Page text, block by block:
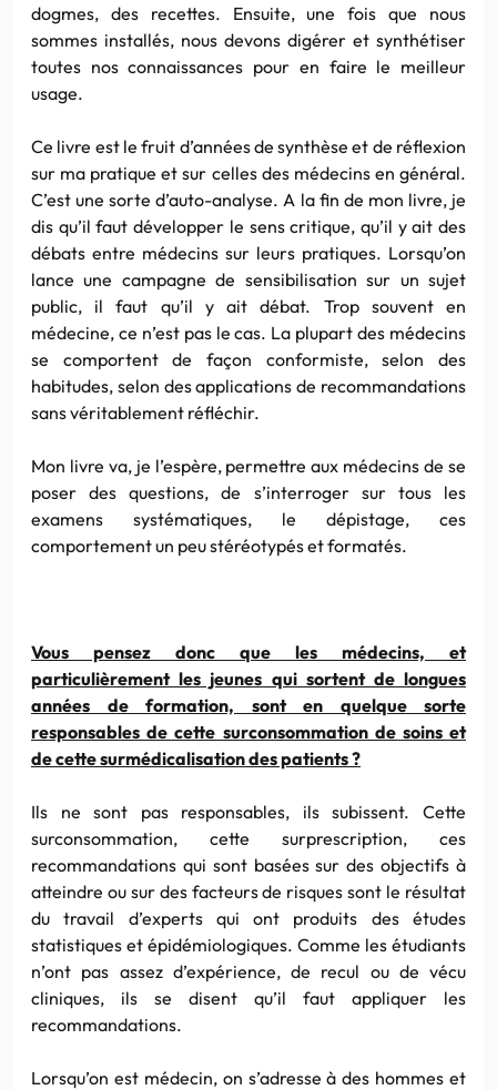
dogmes, des recettes. Ensuite, une fois que nous
sommes installés, nous devons digérer et synthétiser
toutes nos connaissances pour en faire le meilleur
usage.
Ce livre est le fruit d’années de synthèse et de réflexion
sur ma pratique et sur celles des médecins en général.
C’est une sorte d’auto-analyse. A la fin de mon livre, je
dis qu’il faut développer le sens critique, qu’il y ait des
débats entre médecins sur leurs pratiques. Lorsqu’on
lance une campagne de sensibilisation sur un sujet
public, il faut qu’il y ait débat. Trop souvent en
médecine, ce n’est pas le cas. La plupart des médecins
se comportent de façon conformiste, selon des
habitudes, selon des applications de recommandations
sans véritablement réfléchir.
Mon livre va, je l’espère, permettre aux médecins de se
poser des questions, de s’interroger sur tous les
examens systématiques, le dépistage, ces
comportement un peu stéréotypés et formatés.
Vous pensez donc que les médecins, et
particulièrement les jeunes qui sortent de longues
années de formation, sont en quelque sorte
responsables de cette surconsommation de soins et
de cette surmédicalisation des patients ?
Ils ne sont pas responsables, ils subissent. Cette
surconsommation, cette surprescription, ces
recommandations qui sont basées sur des objectifs à
atteindre ou sur des facteurs de risques sont le résultat
du travail d’experts qui ont produits des études
statistiques et épidémiologiques. Comme les étudiants
n’ont pas assez d’expérience, de recul ou de vécu
cliniques, ils se disent qu’il faut appliquer les
recommandations.
Lorsqu’on est médecin, on s’adresse à des hommes et